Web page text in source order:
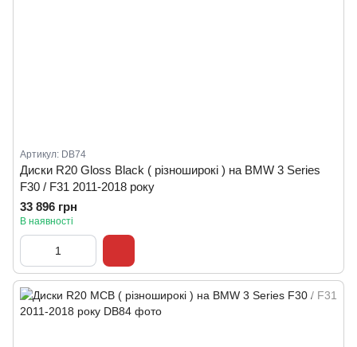
Артикул: DB74
Диски R20 Gloss Black ( різноширокі ) на BMW 3 Series
F30 / F31 2011-2018 року
33 896 грн
В наявності